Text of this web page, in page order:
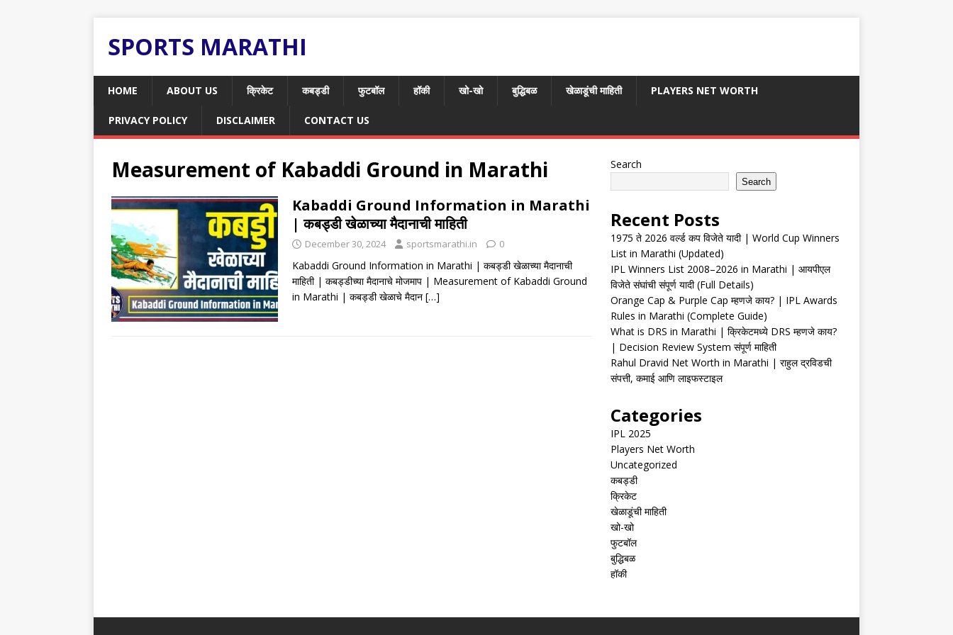
SPORTS MARATHI
HOME ABOUT US क्रिकेट कबड्डी फुटबॉल हॉकी खो-खो बुद्धिबळ खेळाडूंची माहिती PLAYERS NET WORTH
PRIVACY POLICY DISCLAIMER CONTACT US
Measurement of Kabaddi Ground in Marathi
Kabaddi Ground Information in Marathi
| कबड्डी खेळाच्या मैदानाची माहिती
December 30, 2024 sportsmarathi.in 0
Kabaddi Ground Information in Marathi | कबड्डी खेळाच्या मैदानाची
माहिती | कबड्डीच्या मैदानाचे मोजमाप | Measurement of Kabaddi Ground
in Marathi | कबड्डी खेळाचे मैदान […]
Search
Search
Recent Posts
1975 ते 2026 वर्ल्ड कप विजेते यादी | World Cup Winners
List in Marathi (Updated)
IPL Winners List 2008–2026 in Marathi | आयपीएल
विजेते संघांची संपूर्ण यादी (Full Details)
Orange Cap & Purple Cap म्हणजे काय? | IPL Awards
Rules in Marathi (Complete Guide)
What is DRS in Marathi | क्रिकेटमध्ये DRS म्हणजे काय?
| Decision Review System संपूर्ण माहिती
Rahul Dravid Net Worth in Marathi | राहुल द्रविडची
संपत्ती, कमाई आणि लाइफस्टाइल
Categories
IPL 2025
Players Net Worth
Uncategorized
कबड्डी
क्रिकेट
खेळाडूंची माहिती
खो-खो
फुटबॉल
बुद्धिबळ
हॉकी